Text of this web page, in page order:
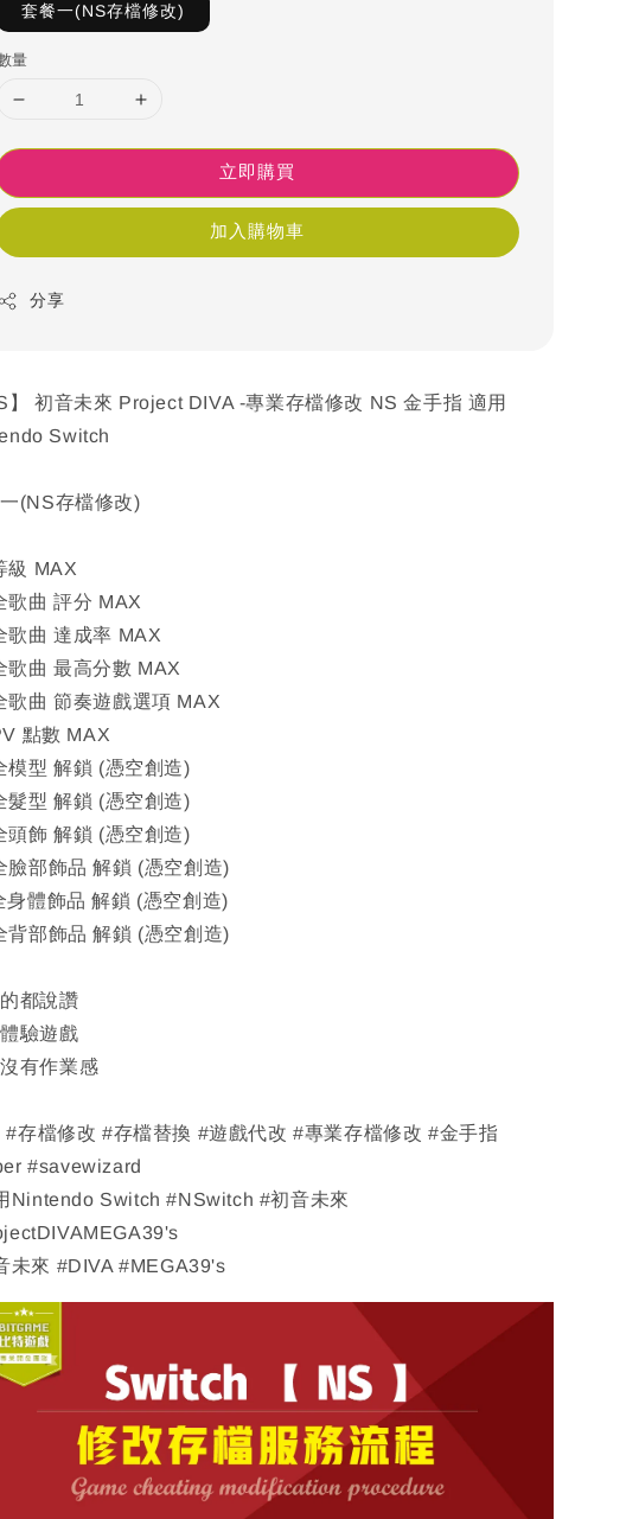
套餐一(NS存檔修改)
量
立即購買
加入購物車
分享
】 初音未來 Project DIVA -專業存檔修改 NS 金手指 適用
Switch
(NS存檔修改)
級 MAX
歌曲 評分 MAX
歌曲 達成率 MAX
歌曲 最高分數 MAX
歌曲 節奏遊戲選項 MAX
點數 MAX
模型 解鎖 (憑空創造)
髮型 解鎖 (憑空創造)
頭飾 解鎖 (憑空創造)
臉部飾品 解鎖 (憑空創造)
身體飾品 解鎖 (憑空創造)
背部飾品 解鎖 (憑空創造)
都說讚
驗遊戲
有作業感
#存檔修改 #存檔替換 #遊戲代改 #專業存檔修改 #金手指
#savewizard
Nintendo Switch #NSwitch #初音未來
未來 #DIVA #MEGA39's